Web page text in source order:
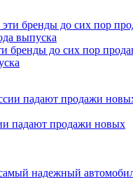
бренды до сих пор
падают продажи новых